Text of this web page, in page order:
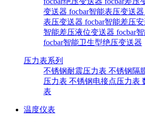
变送器 focbar智能表压变送器
表压变送器 focbar智能差压
智能差压液位变送器 focbar
focbar智能卫生型绝压变送器
压力表系列
不锈钢耐震压力表 不锈钢隔
压力表 不锈钢电接点压力表
表
温度仪表